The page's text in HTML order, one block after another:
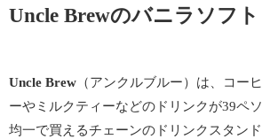
Uncle Brewのバニラソフト
Uncle Brew （アンクルブルー）は、コーヒ
ーやミルクティーなどのドリンクが39ペソ
均一で買えるチェーンのドリンクスタンド